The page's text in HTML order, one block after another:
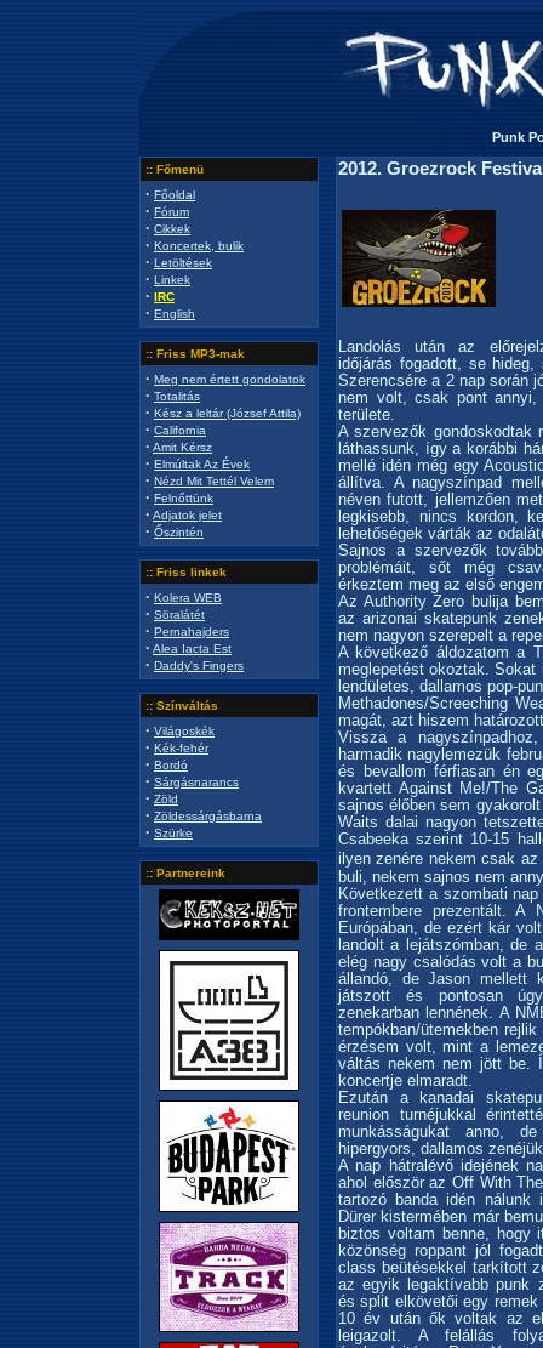
Punk
:: Főmenü
· Főoldal
· Fórum
· Cikkek
· Koncertek, bulik
· Letöltések
· Linkek
· IRC
· English
:: Friss MP3-mak
· Meg nem értett gondolatok
· Totalitás
· Kész a leltár (József Attila)
· California
· Amit Kérsz
· Elmúltak Az Évek
· Nézd Mit Tettél Velem
· Felnőttünk
· Adjatok jelet
· Őszintén
:: Friss linkek
· Kolera WEB
· Söralátét
· Pernahajders
· Alea Iacta Est
· Daddy's Fingers
:: Színváltás
· Világoskék
· Kék-fehér
· Bordó
· Sárgásnarancs
· Zöld
· Zöldessárgásbarna
· Szürke
:: Partnereink
2012. Groezrock
Landolás után az
időjárás fogadott, se
Szerencsére a 2 nap során
nem volt, csak pont
területe.
A szervezők gondoskodtak
láthassunk, így a korábbi
mellé idén még egy
állítva. A nagyszínpad
néven futott, jellemzően
legkisebb, nincs kordon,
lehetőségek várták az
Sajnos a szervezők
problémáit, sőt még
érkeztem meg az első
Az Authority Zero bulija
az arizonai skatepunk
nem nagyon szerepelt a
A következő áldozatom a
meglepetést okoztak.
lendületes, dallamos pop-
Methadones/Screeching
magát, azt hiszem
Vissza a
harmadik nagylemezük
és bevallom férfiasan én
kvartett Against Me!/The
sajnos élőben sem
Waits dalai nagyon
Csabeeka szerint 10-15
ilyen zenére nekem csak
buli, nekem sajnos nem
Következett a szombati
frontembere prezentált. A
Európában, de ezért kár
landolt a lejátszómban, de
elég nagy csalódás volt a
állandó, de Jason mellett
játszott és pontosan
zenekarban lennének. A
tempókban/ütemekben
érzésem volt, mint a
váltás nekem nem jött be.
koncertje elmaradt.
Ezután a kanadai
reunion turnéjukkal
munkásságukat anno,
hipergyors, dallamos
A nap hátralévő idejének
ahol először az Off With
tartozó banda idén nálunk
Dürer kistermében már
biztos voltam benne,
közönség roppant jól
class beütésekkel tarkított
az egyik legaktívabb punk
és split elkövetői egy
10 év után ők voltak az
leigazolt. A felállás